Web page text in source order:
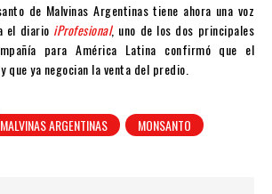
de Malvinas Argentinas tiene ahora una voz
el diario iProfesional, uno de los dos principales
para América Latina confirmó que el
que ya negocian la venta del predio.
MALVINAS ARGENTINAS MONSANTO